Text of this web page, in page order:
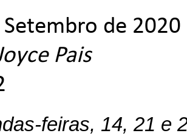
Setembro de
Pais
feiras, 14, 21 e